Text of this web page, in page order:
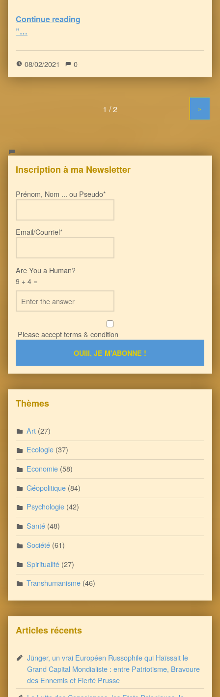
Continue reading
”…
08/02/2021 0
»
Inscription à ma Newsletter
Prénom, Nom ... ou Pseudo*
Email/Courriel*
Are You a Human?
9 + 4 =
Please accept terms & condition
Thèmes
Art (27)
Ecologie (37)
Economie (58)
Géopolitique (84)
Psychologie (42)
Santé (48)
Société (61)
Spiritualité (27)
Transhumanisme (46)
Articles récents
Jünger, un vrai Européen Russophile qui Haïssait le
Grand Capital Mondialiste : entre Patriotisme, Bravoure
des Ennemis et Fierté Prusse